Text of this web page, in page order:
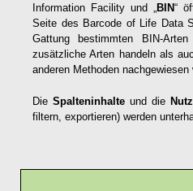
Information Facility und „
BIN“
Seite des Barcode of Life Data
Gattung bestimmten BIN-
zusätzliche Arten handeln als
anderen Methoden nachgewiesen
Die Spalteninhalte und die
filtern, exportieren) werden